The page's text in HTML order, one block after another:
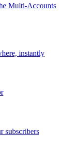
Multi-Accounts
instantly
subscribers